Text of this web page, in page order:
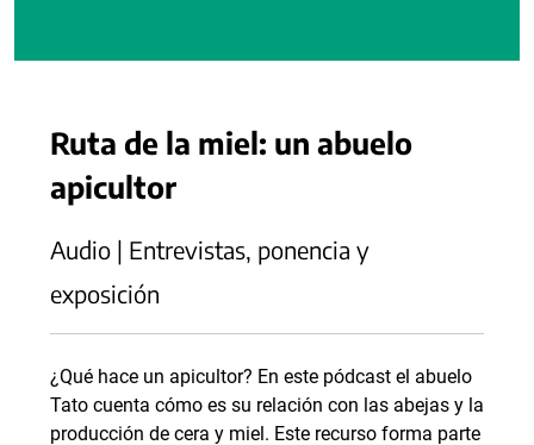
Ruta de la miel: un abuelo
apicultor
Audio | Entrevistas, ponencia y
exposición
¿Qué hace un apicultor? En este pódcast el abuelo
Tato cuenta cómo es su relación con las abejas y la
producción de cera y miel. Este recurso forma parte